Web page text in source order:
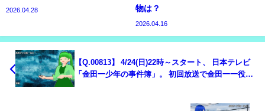
2026.04.28
物は？
2026.04.16
【Q.00813】 4/24(日)22時～スタート、 日本テレビ
「金田一少年の事件簿」。 初回放送で金田一一役の